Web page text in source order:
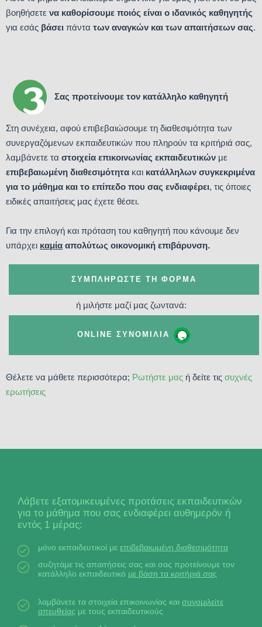
βοηθήσετε να καθορίσουμε ποιός είναι ο ιδανικός καθηγητής
για εσάς βάσει πάντα των αναγκών και των απαιτήσεων σας.
Σας προτείνουμε τον κατάλληλο καθηγητή
Στη συνέχεια, αφού επιβεβαιώσουμε τη διαθεσιμότητα των
συνεργαζόμενων εκπαιδευτικών που πληρούν τα κριτήριά σας,
λαμβάνετε τα στοιχεία επικοινωνίας εκπαιδευτικών με
επιβεβαιωμένη διαθεσιμότητα και κατάλληλων συγκεκριμένα
για το μάθημα και το επίπεδο που σας ενδιαφέρει, τις όποιες
ειδικές απαιτήσεις μας έχετε θέσει.
Για την επιλογή και πρόταση του καθηγητή που κάνουμε δεν
υπάρχει καμία απολύτως οικονομική επιβάρυνση.
ΣΥΜΠΛΗΡΏΣΤΕ ΤΗ ΦΌΡΜΑ
ή μιλήστε μαζί μας ζωντανά:
ONLINE ΣΥΝΟΜΙΛΊΑ
Θέλετε να μάθετε περισσότερα; Ρωτήστε μας ή δείτε τις συχνές
ερωτήσεις
Λάβετε εξατομικευμένες προτάσεις εκπαιδευτικών
για το μάθημα που σας ενδιαφέρει αυθημερόν ή
εντός 1 μέρας:
μόνο εκπαιδευτικοί με επιβεβαιωμένη διαθεσιμότητα
συζητάμε τις απαιτήσεις σας και σας προτείνουμε τον
κατάλληλο εκπαιδευτικό με βάση τα κριτήριά σας
λαμβάνετε τα στοιχεία επικοινωνίας και συνομιλείτε
απευθείας με τους εκπαιδευτικούς